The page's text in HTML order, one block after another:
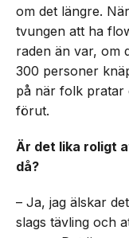
om det längre.
tvungen att ha
raden än var, om
300 personer
på när folk pratar
förut.
Är det lika roligt
då?
– Ja, jag älskar
slags tävling och